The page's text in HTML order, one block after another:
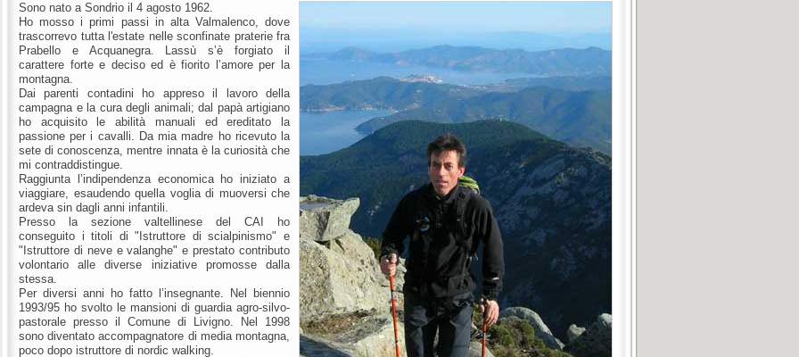
Sono nato a Sondrio il 4 agosto 1962.
Ho mosso i primi passi in alta Valmalenco, dove
trascorrevo tutta l'estate nelle sconfinate praterie fra
Prabello e Acquanegra. Lassù s’è forgiato il
carattere forte e deciso ed è fiorito l’amore per la
montagna.
Dai parenti contadini ho appreso il lavoro della
campagna e la cura degli animali; dal papà artigiano
ho acquisito le abilità manuali ed ereditato la
passione per i cavalli. Da mia madre ho ricevuto la
sete di conoscenza, mentre innata è la curiosità che
mi contraddistingue.
Raggiunta l’indipendenza economica ho iniziato a
viaggiare, esaudendo quella voglia di muoversi che
ardeva sin dagli anni infantili.
Presso la sezione valtellinese del CAI ho
conseguito i titoli di "Istruttore di scialpinismo" e
"Istruttore di neve e valanghe" e prestato contributo
volontario alle diverse iniziative promosse dalla
stessa.
Per diversi anni ho fatto l’insegnante. Nel biennio
1993/95 ho svolto le mansioni di guardia agro-silvo-
pastorale presso il Comune di Livigno. Nel 1998
sono diventato accompagnatore di media montagna,
poco dopo istruttore di nordic walking.